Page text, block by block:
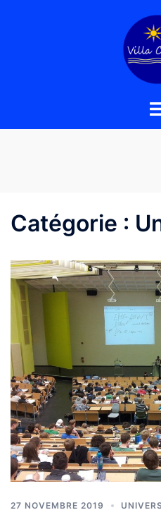
Catégorie :
27 NOVEMBRE 2019